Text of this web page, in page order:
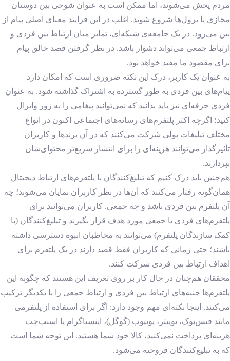
مردم پخش می‌شوند، اما ممکن است به عنوان شوخی بین دوستان
مجازی یا ترول‌ها شروع شوند. اغلب در این فرایند معنای اصلی پیام از
بین می‌رود. در یک جامعه‌ی شبکه‌ای، تمایز میان ارتباط بین فردی و
ارتباط جمعی می‌تواند دشوار باشد. در نظر گرفتن قصد خالق پیام
برای مقصود ما مفید خواهد بود.
به عنوان یک کاربر، درک این نکته ضروری است که امکان دارد
پیام‌های بین فردی به طور گسترده به اشتراک گذاشته شود. به عنوان
فردی حرفه‌ای نیز باید بدانید که نمی‌توانید پیغامی را به زور وایرال
کنید؛ اگرچه اکثر پلتفرم‌های رسانه‌های اجتماعی اکنون در انواع
مختلف تبلیغات پولی شرکت می‌کنند که در آن برندها و کاربران
تأثیرگذار می‌توانند هزینه‌ای را برای انتشار سریع‌تر محتوای‌شان
بپردازند.
هم‌چنین باید درک کنیم که تبلیغ‌کنندگان با پلتفرم‌های ارتباط دیجیتال
همان‌گونه رفتار می‌کنند که آن‌ها در نظر کاربران نمایان می‌شوند؛ چه
آن پلتفرم بین فردی باشد و چه جمعی. کاربران می‌توانند برای
پلتفرم‌های فردی یا جمعی مورد هدف قرار بگیرند و تبلیغ‌کنندگان (با
کمک سازندگان پلتفرم) می‌توانند به مخاطبان انبوه دسترسی داشته
باشند؛ حتی زمانی که کاربران فقط قصد دارند در یک پلتفرم برای
اهداف ارتباط بین فردی شرکت کنند.
محققان هم‌چنان در حال کار بر روی تعریف این هستند که چگونه این
پلتفرم‌ها جنبه‌های ارتباط بین فردی و ارتباط جمعی را با یکدیگر ترکیب
می‌کنند. اینجا نکته‌ای مهم وجود دارد: اگر برای استفاده از پلتفرمی
مانند فیس‌بوک، توییتر، یوتیوب (گوگل)، اینستاگرام یا اسنپ‌چت
هزینه‌ای پرداخت نمی‌کنید، کالا خود شما هستید. این توجه شما است
که به تبلیغ‌کنندگان فروخته می‌شود.